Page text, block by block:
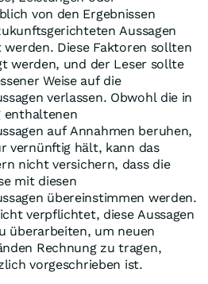
von den Ergebnissen
Aussagen
Diese Faktoren sollten
werden, und der Leser sollte
Weise auf die
verlassen. Obwohl die in
enthaltenen
auf Annahmen beruhen,
vernünftig hält, kann das
nicht versichern, dass die
mit diesen
übereinstimmen werden.
verpflichtet, diese Aussagen
überarbeiten, um neuen
Rechnung zu tragen,
vorgeschrieben ist.